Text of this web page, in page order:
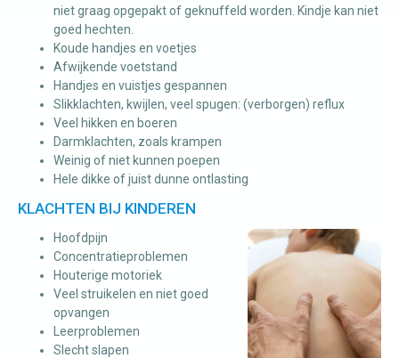
niet graag opgepakt of geknuffeld worden. Kindje kan niet
goed hechten.
Koude handjes en voetjes
Afwijkende voetstand
Handjes en vuistjes gespannen
Slikklachten, kwijlen, veel spugen: (verborgen) reflux
Veel hikken en boeren
Darmklachten, zoals krampen
Weinig of niet kunnen poepen
Hele dikke of juist dunne ontlasting
KLACHTEN BIJ KINDEREN
Hoofdpijn
Concentratieproblemen
Houterige motoriek
Veel struikelen en niet goed
opvangen
Leerproblemen
Slecht slapen